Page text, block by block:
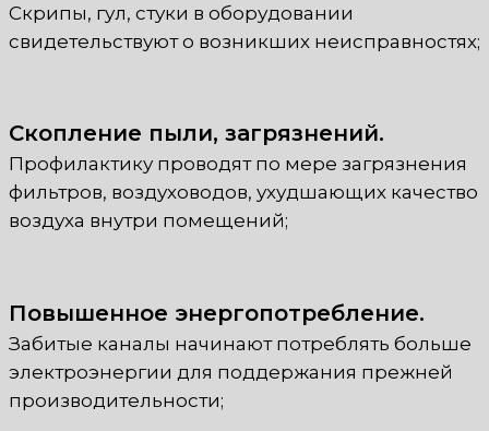
Скрипы, гул, стуки в оборудовании
свидетельствуют о возникших неисправностях;
Скопление пыли, загрязнений.
Профилактику проводят по мере загрязнения
фильтров, воздуховодов, ухудшающих качество
воздуха внутри помещений;
Повышенное энергопотребление.
Забитые каналы начинают потреблять больше
электроэнергии для поддержания прежней
производительности;